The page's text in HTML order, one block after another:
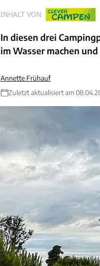
INHALT VON
In diesen drei
im Wasser machen
Annette Frühauf
Zuletzt aktualisiert am